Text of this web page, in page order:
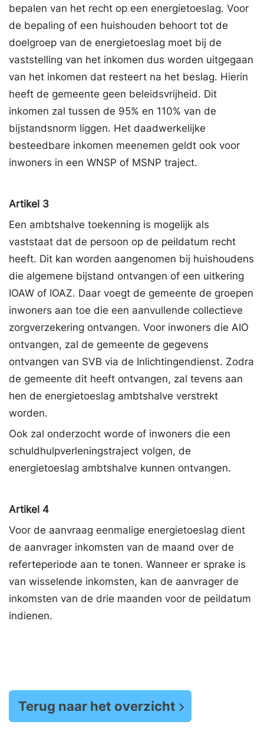
bepalen van het recht op een energietoeslag. Voor
de bepaling of een huishouden behoort tot de
doelgroep van de energietoeslag moet bij de
vaststelling van het inkomen dus worden uitgegaan
van het inkomen dat resteert na het beslag. Hierin
heeft de gemeente geen beleidsvrijheid. Dit
inkomen zal tussen de 95% en 110% van de
bijstandsnorm liggen. Het daadwerkelijke
besteedbare inkomen meenemen geldt ook voor
inwoners in een WNSP of MSNP traject.
Artikel 3
Een ambtshalve toekenning is mogelijk als
vaststaat dat de persoon op de peildatum recht
heeft. Dit kan worden aangenomen bij huishoudens
die algemene bijstand ontvangen of een uitkering
IOAW of IOAZ. Daar voegt de gemeente de groepen
inwoners aan toe die een aanvullende collectieve
zorgverzekering ontvangen. Voor inwoners die AIO
ontvangen, zal de gemeente de gegevens
ontvangen van SVB via de Inlichtingendienst. Zodra
de gemeente dit heeft ontvangen, zal tevens aan
hen de energietoeslag ambtshalve verstrekt
worden.
Ook zal onderzocht worde of inwoners die een
schuldhulpverleningstraject volgen, de
energietoeslag ambtshalve kunnen ontvangen.
Artikel 4
Voor de aanvraag eenmalige energietoeslag dient
de aanvrager inkomsten van de maand over de
referteperiode aan te tonen. Wanneer er sprake is
van wisselende inkomsten, kan de aanvrager de
inkomsten van de drie maanden voor de peildatum
indienen.
Terug naar het overzicht